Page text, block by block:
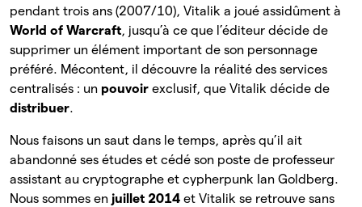
pendant trois ans (2007/10), Vitalik a joué assidûment à
World of Warcraft, jusqu’à ce que l’éditeur décide de
supprimer un élément important de son personnage
préféré. Mécontent, il découvre la réalité des services
centralisés : un pouvoir exclusif, que Vitalik décide de
distribuer.
Nous faisons un saut dans le temps, après qu’il ait
abandonné ses études et cédé son poste de professeur
assistant au cryptographe et cypherpunk Ian Goldberg.
Nous sommes en juillet 2014 et Vitalik se retrouve sans